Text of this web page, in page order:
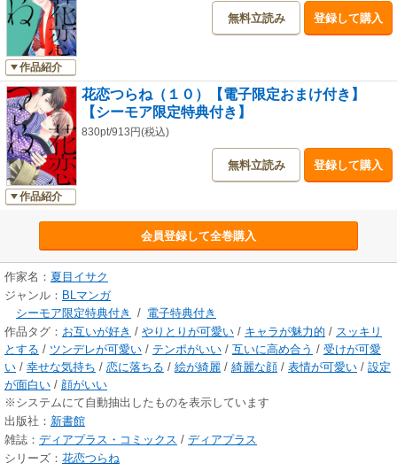
作品紹介
無料立読み 登録して購入
作品紹介
花恋つらね（１０）【電子限定おまけ付き】
【シーモア限定特典付き】
830pt/913円(税込)
無料立読み 登録して購入
会員登録して全巻購入
作家名： 夏目イサク
ジャンル： BLマンガ
シーモア限定特典付き
/ 電子特典付き
作品タグ： お互いが好き / やりとりが可愛い / キャラが魅力的 / スッキリ
とする / ツンデレが可愛い / テンポがいい / 互いに高め合う / 受けが可愛
い / 幸せな気持ち / 恋に落ちる / 絵が綺麗 / 綺麗な顔 / 表情が可愛い / 設定
が面白い / 顔がいい
※システムにて自動抽出したものを表示しています
出版社： 新書館
雑誌： ディアプラス・コミックス / ディアプラス
シリーズ： 花恋つらね